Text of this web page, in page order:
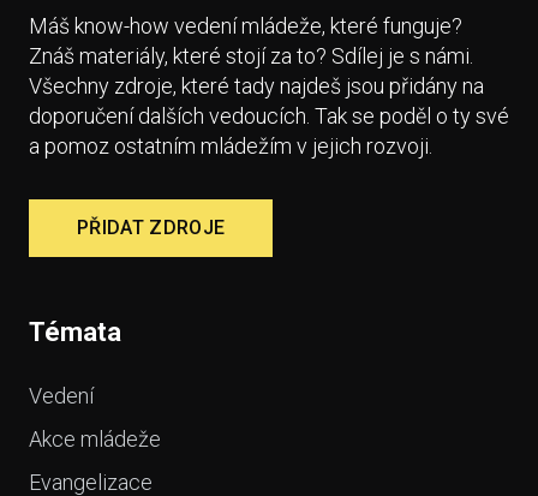
Máš know-how vedení mládeže, které funguje?
Znáš materiály, které stojí za to? Sdílej je s námi.
Všechny zdroje, které tady najdeš jsou přidány na
doporučení dalších vedoucích. Tak se poděl o ty své
a pomoz ostatním mládežím v jejich rozvoji.
PŘIDAT ZDROJE
Témata
Vedení
Akce mládeže
Evangelizace